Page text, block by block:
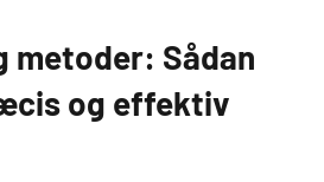
metoder: Sådan
og effektiv